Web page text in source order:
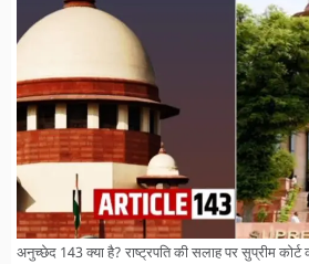
अनुच्छेद 143 क्या है? राष्ट्रपति की सलाह पर सुप्रीम कोर्ट